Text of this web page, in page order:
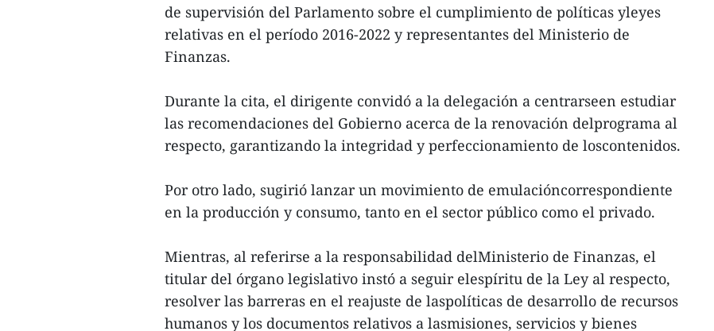
de supervisión del Parlamento sobre el cumplimiento de políticas yleyes
relativas en el período 2016-2022 y representantes del Ministerio de
Finanzas.
Durante la cita, el dirigente convidó a la delegación a centrarseen estudiar
las recomendaciones del Gobierno acerca de la renovación delprograma al
respecto, garantizando la integridad y perfeccionamiento de loscontenidos.
Por otro lado, sugirió lanzar un movimiento de emulacióncorrespondiente
en la producción y consumo, tanto en el sector público como el privado.
Mientras, al referirse a la responsabilidad delMinisterio de Finanzas, el
titular del órgano legislativo instó a seguir elespíritu de la Ley al respecto,
resolver las barreras en el reajuste de laspolíticas de desarrollo de recursos
humanos y los documentos relativos a lasmisiones, servicios y bienes